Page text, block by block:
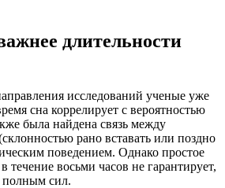
длительности
исследований ученые уже
сна коррелирует с вероятностью
была найдена связь между
рано вставать или поздно
поведением. Однако простое
течение восьми часов не гарантирует,
полным сил.